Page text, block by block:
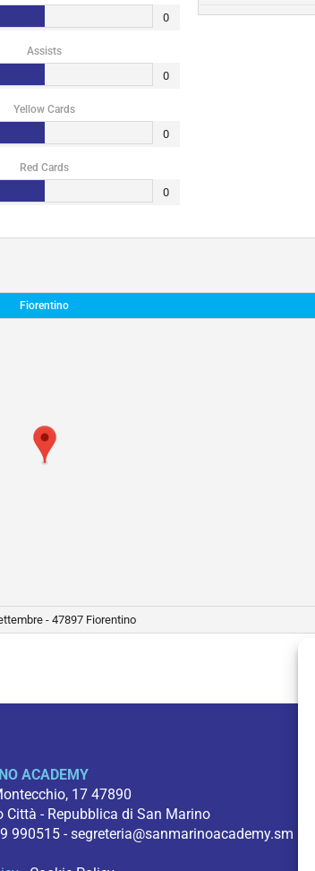
0
Assists
0
Yellow Cards
0
Red Cards
0
Fiorentino
- 47897 Fiorentino
ACADEMY
17 47890
Città - Repubblica di San Marino
990515 - segreteria@sanmarinoacademy.sm